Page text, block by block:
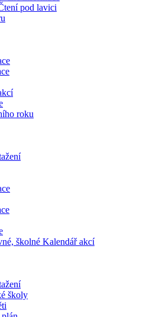
pod lavici
roku
školné Kalendář akcí
školy